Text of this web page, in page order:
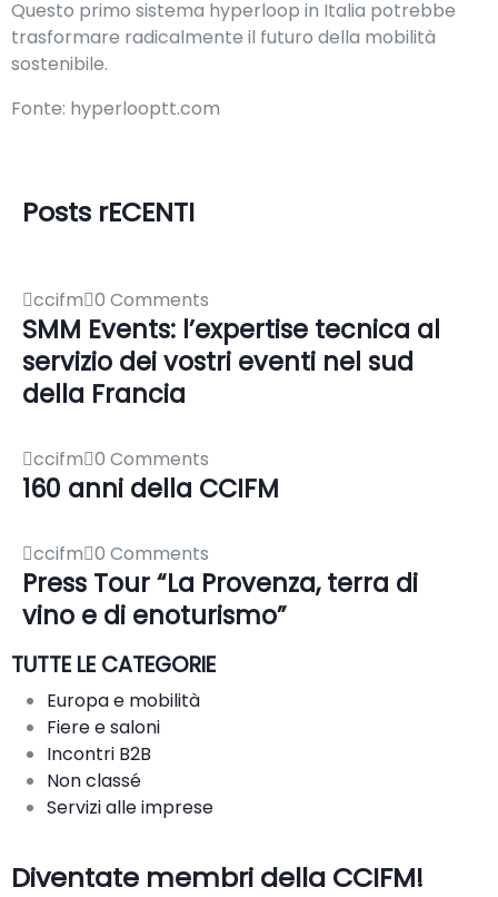
Questo primo sistema hyperloop in Italia potrebbe
trasformare radicalmente il futuro della mobilità
sostenibile.
Fonte: hyperlooptt.com
Posts rECENTI
ccifm 0 Comments
SMM Events: l’expertise tecnica al
servizio dei vostri eventi nel sud
della Francia
ccifm 0 Comments
160 anni della CCIFM
ccifm 0 Comments
Press Tour “La Provenza, terra di
vino e di enoturismo”
TUTTE LE CATEGORIE
Europa e mobilità
Fiere e saloni
Incontri B2B
Non classé
Servizi alle imprese
Diventate membri della CCIFM!